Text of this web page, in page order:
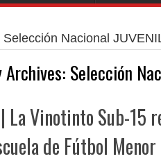
Selección Nacional
Selección
| La Vinotinto Sub-15
de Fútbol